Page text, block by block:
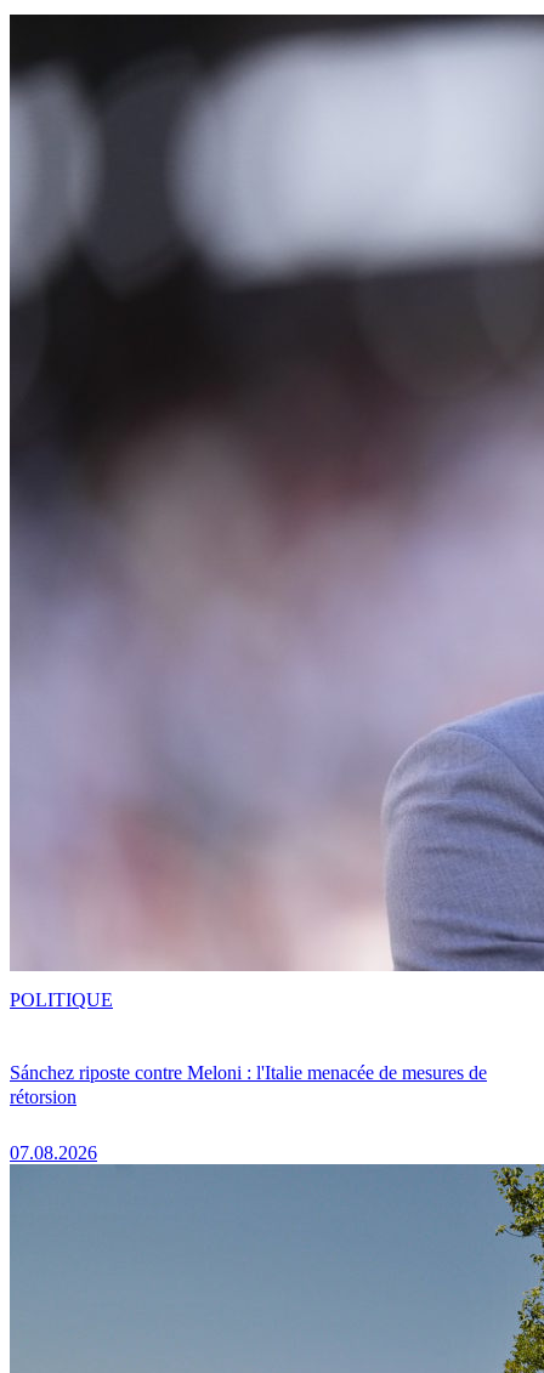
Sánchez riposte contre Meloni : l'Italie menacée de mesures de
rétorsion
07.08.2026
POLITIQUE